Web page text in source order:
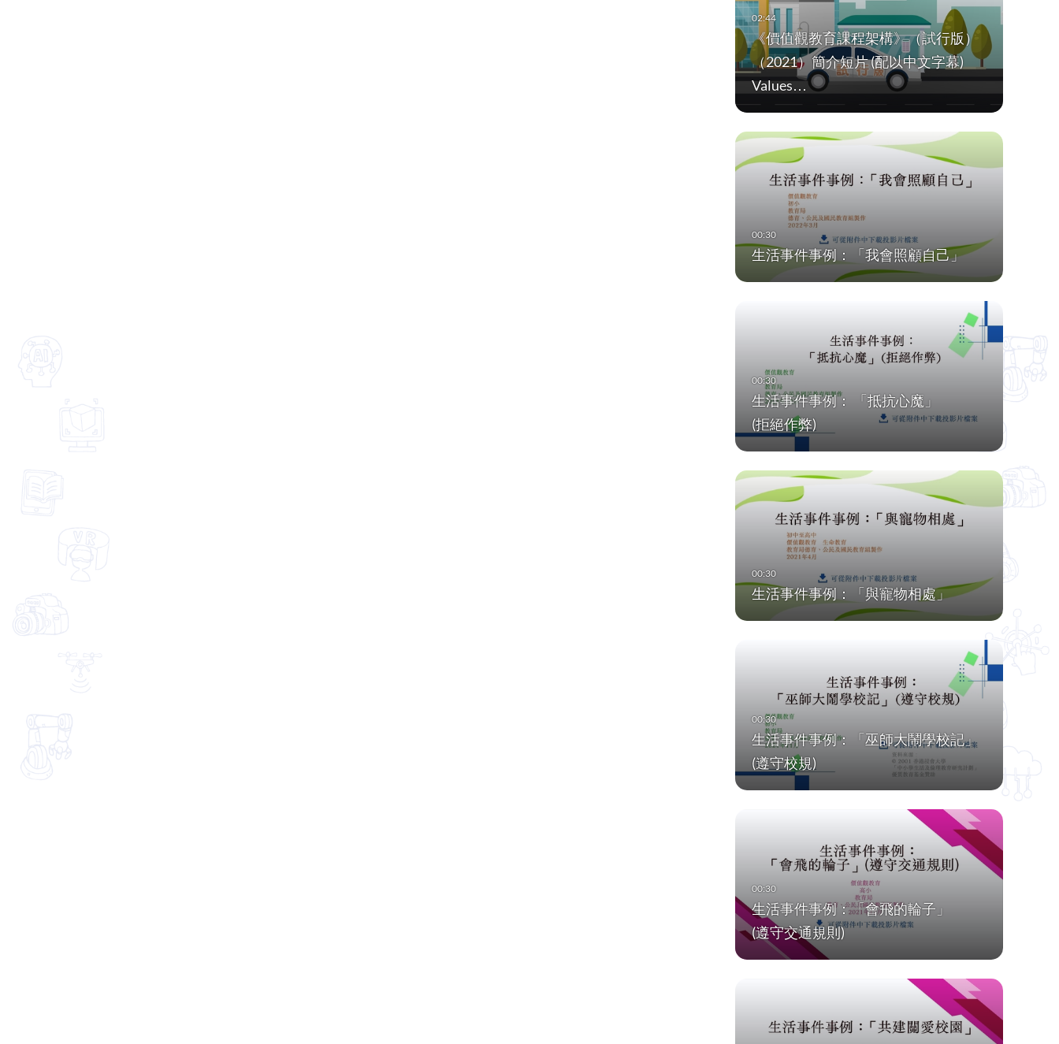
《價值觀教育課程架構》（試行版）
（2021）簡介短片 (配以中文字幕)
Values…
生活事件事例：「我會照顧自己」
生活事件事例： 「抵抗心魔」
(拒絕作弊)
生活事件事例：「與寵物相處」
生活事件事例：「巫師大鬧學校記」
(遵守校規)
生活事件事例：「會飛的輪子」
(遵守交通規則)